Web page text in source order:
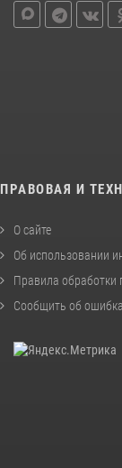
ПРАВОВАЯ И
О сайте
Об использовании
Правила обработки
Сообщить об